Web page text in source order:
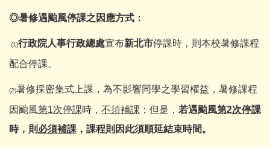
◎暑修遇颱風停課之因應方式：
(1)行政院人事行政總處宣布新北市停課時，則本校暑修課程
配合停課。
(2)暑修採密集式上課，為不影響同學之學習權益，暑修課程
因颱風第1次停課時， 不須補課 ；但是， 若遇颱風第2次停課
時，則 必須補課 ，課程則因此須順延結束時間。